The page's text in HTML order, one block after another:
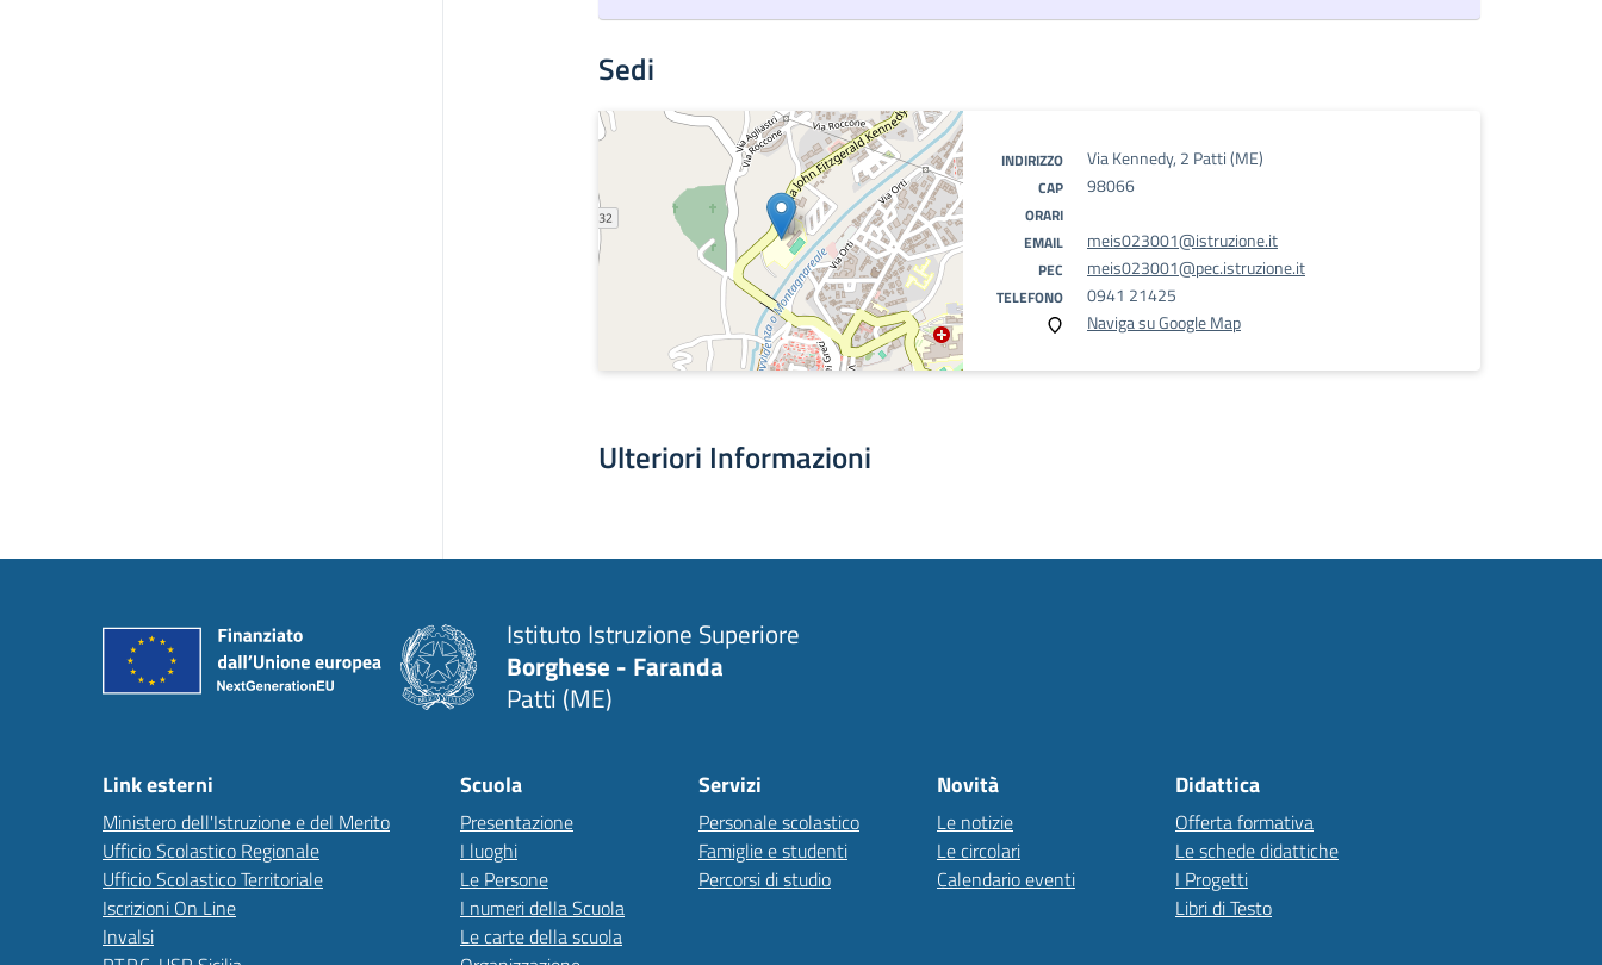
Sedi
INDIRIZZO Via Kennedy, 2 Patti (ME)
CAP 98066
ORARI
EMAIL
meis023001@istruzione.it
PEC meis023001@pec.istruzione.it
TELEFONO
0941 21425
Naviga su Google Map
Ulteriori Informazioni
Istituto Istruzione Superiore
Borghese - Faranda
Patti (ME)
Link esterni
Ministero dell'Istruzione e del Merito
Ufficio Scolastico Regionale
Ufficio Scolastico Territoriale
Iscrizioni On Line
Invalsi
Scuola
Presentazione
I luoghi
Le Persone
I numeri della Scuola
Le carte della scuola
Servizi
Personale scolastico
Famiglie e studenti
Percorsi di studio
Novità
Le notizie
Le circolari
Calendario eventi
Didattica
Offerta formativa
Le schede didattiche
I Progetti
Libri di Testo